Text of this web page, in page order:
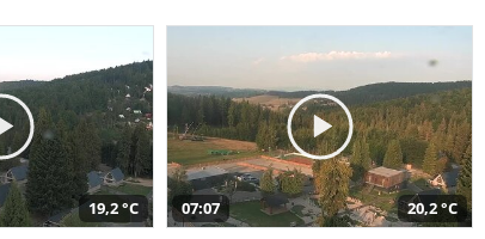
19,2 °C 07:07 20,2 °C